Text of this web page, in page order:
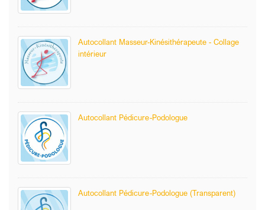
Autocollant Masseur-Kinésithérapeute - Collage
intérieur
Autocollant Pédicure-Podologue
Autocollant Pédicure-Podologue (Transparent)